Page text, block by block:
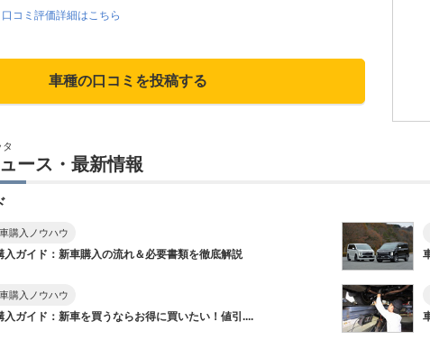
コミ評価詳細はこちら
車種の口コミを投稿する
ース・最新情報
購入ノウハウ
入ガイド：新車購入の流れ＆必要書類を徹底解説
購入ノウハウ
入ガイド：新車を買うならお得に買いたい！値引....